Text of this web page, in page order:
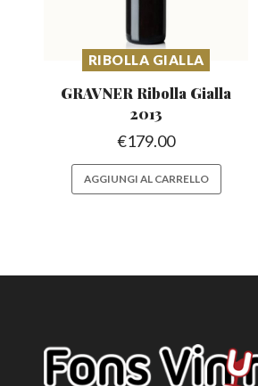
RIBOLLA GIALLA
GRAVNER Ribolla Gialla
2013
€179.00
AGGIUNGI AL CARRELLO